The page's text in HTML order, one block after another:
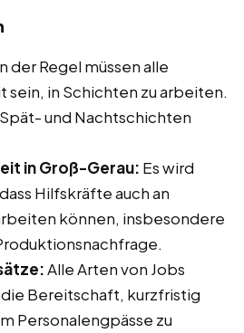
der Regel müssen alle
in Schichten zu arbeiten.
und Nachtschichten
in Groß-Gerau: Es wird
Hilfskräfte auch an
können, insbesondere
Alle Arten von Jobs
Bereitschaft, kurzfristig
Personalengpässe zu